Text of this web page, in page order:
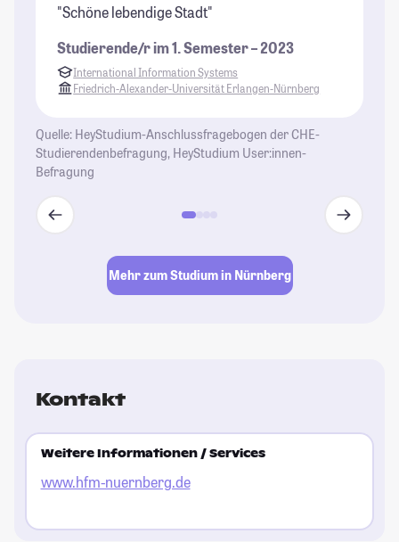
"Schöne lebendige Stadt"
Studierende/r im 1. Semester – 2023
International Information Systems
Friedrich-Alexander-Universität Erlangen-Nürnberg
Quelle: HeyStudium-Anschlussfragebogen der CHE-
Studierendenbefragung, HeyStudium User:innen-
Befragung
Mehr zum Studium in Nürnberg
Kontakt
Weitere Informationen / Services
www.hfm-nuernberg.de